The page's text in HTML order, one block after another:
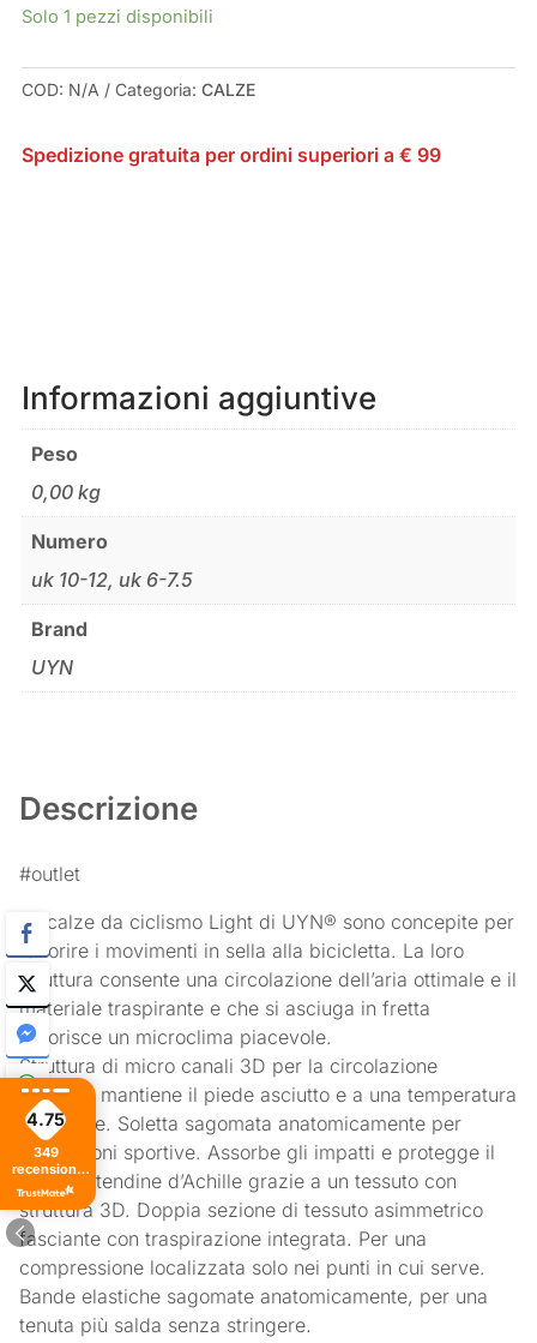
BIKE
SOCKS
QUANTITÀ
Solo 1 pezzi disponibili
COD: N/A Categoria: CALZE
Spedizione gratuita per ordini superiori a € 99
Informazioni aggiuntive
Peso
0,00 kg
Numero
uk 10-12, uk 6-7.5
Brand
UYN
Descrizione
#outlet
Le calze da ciclismo Light di UYN® sono concepite per
favorire i movimenti in sella alla bicicletta. La loro
struttura consente una circolazione dell’aria ottimale e il
materiale traspirante e che si asciuga in fretta
favorisce un microclima piacevole.
Struttura di micro canali 3D per la circolazione
dell’aria; mantiene il piede asciutto e a una temperatura
piacevole. Soletta sagomata anatomicamente per
prestazioni sportive. Assorbe gli impatti e protegge il
delicato tendine d’Achille grazie a un tessuto con
struttura 3D. Doppia sezione di tessuto asimmetrico
fasciante con traspirazione integrata. Per una
compressione localizzata solo nei punti in cui serve.
Bande elastiche sagomate anatomicamente, per una
tenuta più salda senza stringere.
4.75
349
recensioni
di tutti i